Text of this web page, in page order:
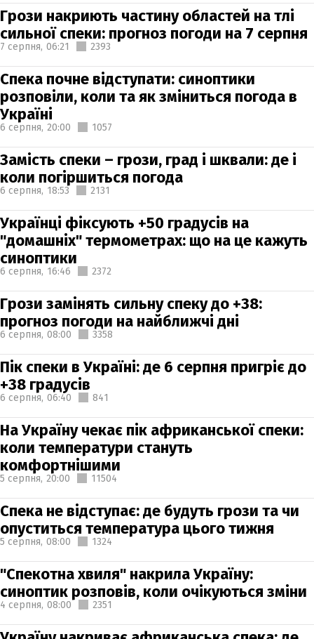
Грози накриють частину областей на тлі
сильної спеки: прогноз погоди на 7 серпня
7 серпня, 06:21 2393
Спека почне відступати: синоптики
розповіли, коли та як зміниться погода в
Україні
6 серпня, 20:00 1057
Замість спеки – грози, град і шквали: де і
коли погіршиться погода
6 серпня, 18:53 2131
Українці фіксують +50 градусів на
"домашніх" термометрах: що на це кажуть
синоптики
6 серпня, 16:46 2372
Грози замінять сильну спеку до +38:
прогноз погоди на найближчі дні
6 серпня, 08:00 3358
Пік спеки в Україні: де 6 серпня пригріє до
+38 градусів
6 серпня, 06:40 841
На Україну чекає пік африканської спеки:
коли температури стануть
комфортнішими
5 серпня, 20:00 11504
Спека не відступає: де будуть грози та чи
опуститься температура цього тижня
5 серпня, 08:00 1324
"Спекотна хвиля" накрила Україну:
синоптик розповів, коли очікуються зміни
4 серпня, 08:00 2351